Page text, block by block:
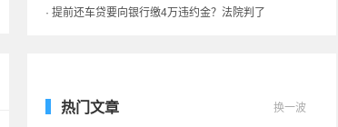
热门文章 换一波